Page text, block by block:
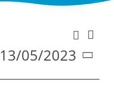
de
Buscar
de
de
Lista
13/05/2023